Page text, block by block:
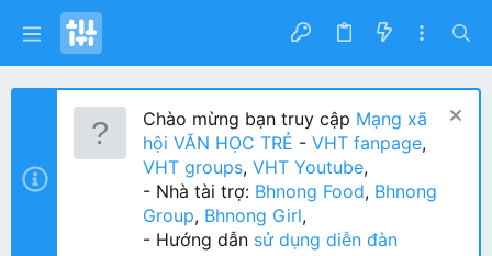
Chào mừng bạn truy cập Mạng xã
hội VĂN HỌC TRẺ - VHT fanpage,
VHT groups, VHT Youtube,
- Nhà tài trợ: Bhnong Food, Bhnong
Group, Bhnong Girl,
- Hướng dẫn sử dụng diễn đàn